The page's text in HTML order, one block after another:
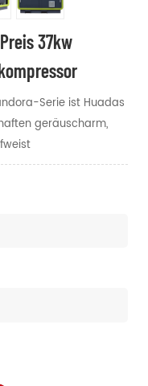
37kw
Serie ist Huadas
geräuscharm,